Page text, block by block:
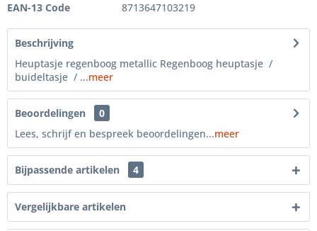
EAN-13 Code
8713647103219
Beschrijving
Heuptasje regenboog metallic Regenboog heuptasje /
buideltasje / ...meer
Beoordelingen
0
Lees, schrijf en bespreek beoordelingen...meer
Bijpassende artikelen 4
Vergelijkbare artikelen